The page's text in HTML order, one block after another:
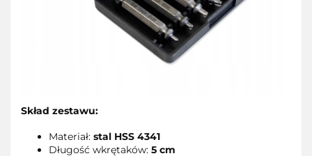
Skład zestawu:
Materiał: stal HSS 4341
Długość wkrętaków: 5 cm